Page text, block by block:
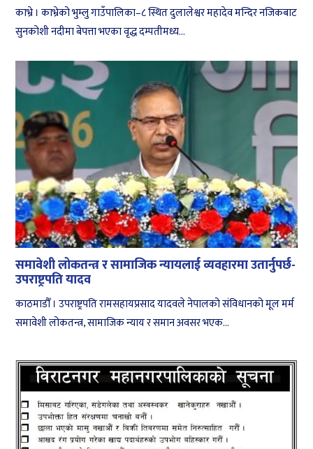
काभ्रे । काभ्रेको भुम्लु गाउँपालिका–८ स्थित दुलालेश्वर महादेव मन्दिर नजिकबाट
सुनकोशी नदीमा बेपत्ता भएका वृद्ध दम्पतीमध्य...
समावेशी लोकतन्त्र र सामाजिक न्यायलाई व्यवहारमा उतार्नुपर्छ-
उपराष्ट्रपति यादव
काठमाडौँ । उपराष्ट्रपति रामसहायप्रसाद यादवले नेपालको संविधानको मूल मर्म
समावेशी लोकतन्त्र, सामाजिक न्याय र समान अवसर भएक...